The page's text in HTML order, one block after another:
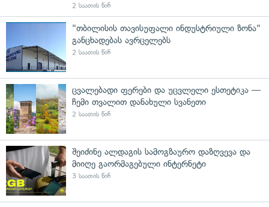
2 საათის წინ
"თბილისის თავისუფალი ინდუსტრიული ზონა"
განცხადებას ავრცელებს
2 საათის წინ
ცვალებადი ფერები და უცვლელი ესთეტიკა —
ჩემი თვალით დანახული სვანეთი
2 საათის წინ
შეიძინე ალდაგის სამოგზაურო დაზღვევა და
მიიღე გაორმაგებული ინტერნეტი
3 საათის წინ